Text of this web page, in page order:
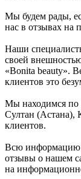
Мы будем рады,
нас в отзывах на
Наши
своей
«Bonita beauty».
клиентов это
Мы находимся по
Султан (Астана),
клиентов.
Всю информацию
отзывы о нашем
на